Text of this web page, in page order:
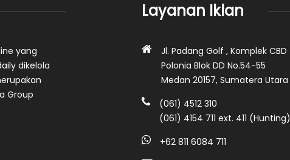
yang
dikelola
Group
Layanan Iklan
Jl. Padang Golf , Komplek CBD
Polonia Blok DD No.54-55
Medan 20157, Sumatera Utara
(061) 4512 310
(061) 4154 711 ext. 411 (Hunting)
+62 811 6084 711